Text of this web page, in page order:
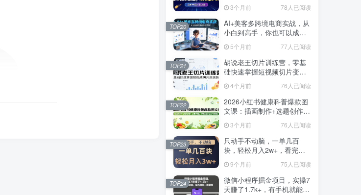
3个月前 78人已阅读
AI+美客多跨境电商实战，从
小白到高手，你也可以成为
美客多跨境电商的运营专家
5个月前 77人已阅读
TOP20
胡说老王切片训练营，零基
础快速掌握短视频切片变现
技巧4个月前 76人已阅读
TOP21
2026小红书健康科普爆款图
文课：插画制作+选题创作
+品牌对接，零基础轻松起号
变现3个月前 76人已阅读
TOP22
只动手不动脑，一单几百
块，轻松月入2w+，看完就
能直接操作，详细教程
9个月前 75人已阅读
TOP23
微信小程序掘金项目，实操7
天賺了1.7k+，有手机就能
TOP24